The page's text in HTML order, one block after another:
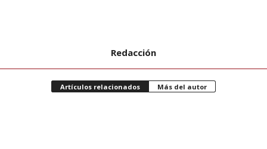
Redacción
Artículos relacionados Más del autor